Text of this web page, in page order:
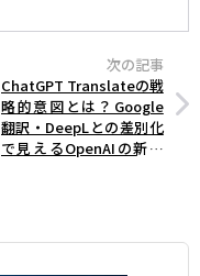
次の記事
ChatGPT Translateの戦
略的意図とは？Google
翻訳・DeepLとの差別化
で見えるOpenAIの新た